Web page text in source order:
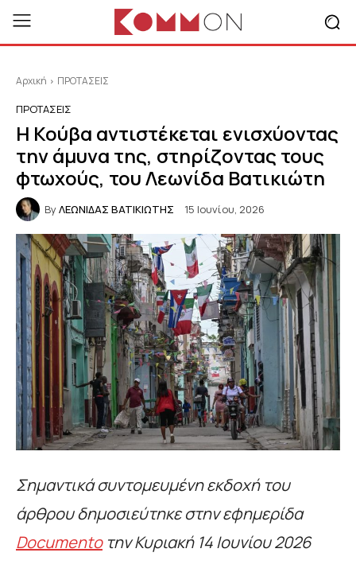
Αρχική ΠΡΟΤΑΣΕΙΣ
ΠΡΟΤΑΣΕΙΣ
Η Κούβα αντιστέκεται ενισχύοντας
την άμυνα της, στηρίζοντας τους
φτωχούς, του Λεωνίδα Βατικιώτη
ByΛΕΩΝΙΔΑΣ ΒΑΤΙΚΙΩΤΗΣ 15 Ιουνίου, 2026
Σημαντικά συντομευμένη εκδοχή του
άρθρου δημοσιεύτηκε στην εφημερίδα
Documentoτην Κυριακή 14 Ιουνίου 2026